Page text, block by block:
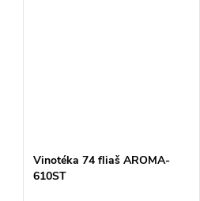
Vinotéka 74 fliaš AROMA-
610ST